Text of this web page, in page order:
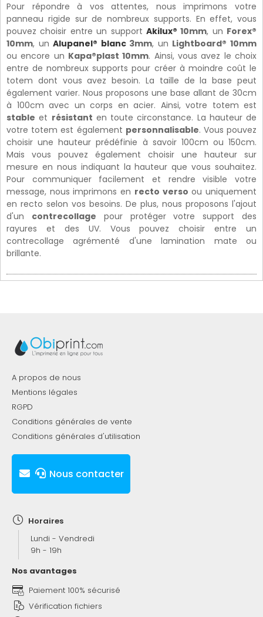
Pour répondre à vos attentes, nous imprimons votre
panneau rigide sur de nombreux supports. En effet, vous
pouvez choisir entre un support Akilux® 10mm, un Forex®
10mm, unAlupanel® blanc3mm, un Lightboard® 10mm
ou encore un Kapa®plast 10mm. Ainsi, vous avez le choix
entre de nombreux supports pour créer à moindre coût le
totem dont vous avez besoin. La taille de la base peut
également varier. Nous proposons une base allant de 30cm
à 100cm avec un corps en acier. Ainsi, votre totem est
stable et résistant en toute circonstance. La hauteur de
votre totem est également personnalisable. Vous pouvez
choisir une hauteur prédéfinie à savoir 100cm ou 150cm.
Mais vous pouvez également choisir une hauteur sur
mesure en nous indiquant la hauteur que vous souhaitez.
Pour communiquer facilement et rendre visible votre
message, nous imprimons en recto verso ou uniquement
en recto selon vos besoins. De plus, nous proposons l'ajout
d'un contrecollage pour protéger votre support des
rayures et des UV. Vous pouvez choisir entre un
contrecollage agrémenté d'une lamination mate ou
brillante.
A propos de nous
Mentions légales
RGPD
Conditions générales de vente
Conditions générales d'utilisation
Nous contacter
Horaires
Lundi - Vendredi
9h - 19h
Nos avantages
Paiement 100% sécurisé
Vérification fichiers